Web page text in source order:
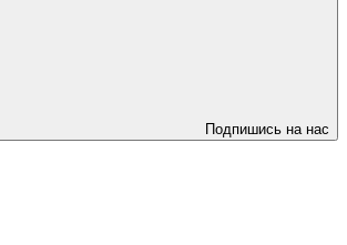
Подпишись на нас